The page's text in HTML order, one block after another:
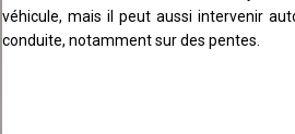
véhicule, mais il peut aussi intervenir
conduite, notamment sur des pentes.